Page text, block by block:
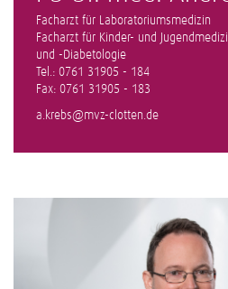
Facharzt für Laboratoriumsmedizin
Facharzt für Kinder- und
und -Diabetologie
Tel.: 0761 31905 - 184
Fax: 0761 31905 - 183
a.krebs@mvz-clotten.de